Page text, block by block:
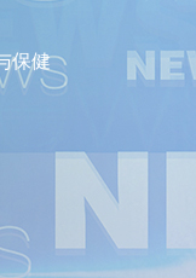
保健